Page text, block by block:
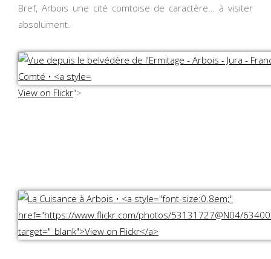
Bref, Arbois une cité comtoise de caractère… à visiter
absolument.
View on Flickr">